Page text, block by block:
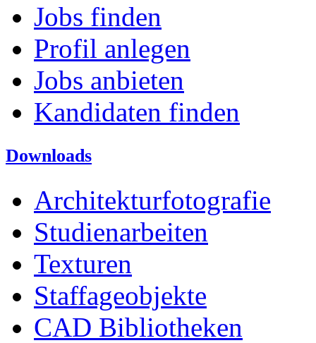
Jobs finden
Profil anlegen
Jobs anbieten
Kandidaten finden
Downloads
Architekturfotografie
Studienarbeiten
Texturen
Staffageobjekte
CAD Bibliotheken